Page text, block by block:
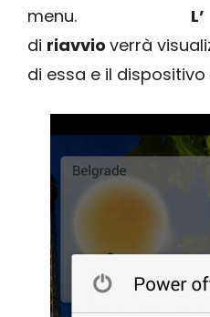
menu.
di riavvio verrà
di essa e il dispositivo